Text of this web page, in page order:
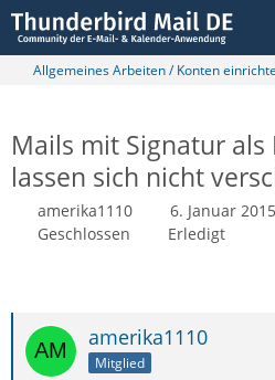
Allgemeines Arbeiten / Konten
Mails mit Signatur als
lassen sich nicht
amerika1110
6. Januar
Geschlossen
Erledigt
amerika1110
Mitglied